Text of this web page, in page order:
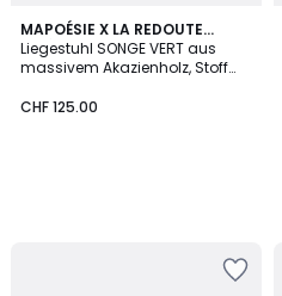
MAPOÉSIE X LA REDOUTE
INTÉRIEURS
Liegestuhl SONGE VERT aus
massivem Akazienholz, Stoff
CHF 125.00